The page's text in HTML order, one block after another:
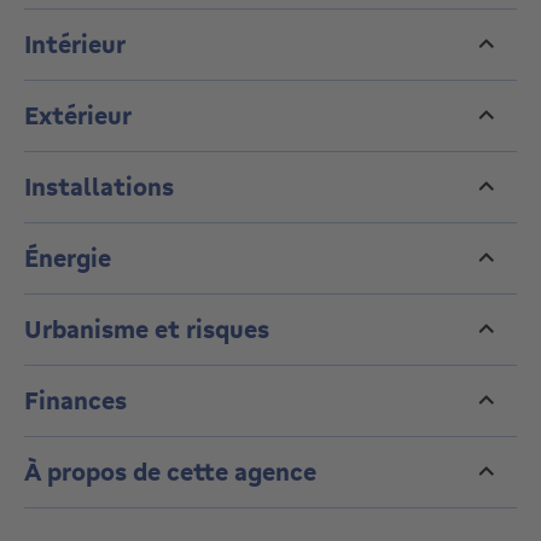
repenser les espaces selon les standards
contemporains tout en valorisant son caractère
d’origine.
Opportunité rare, demandez une visite.
Intérieur
Extérieur
Installations
Énergie
Urbanisme et risques
Finances
À propos de cette agence